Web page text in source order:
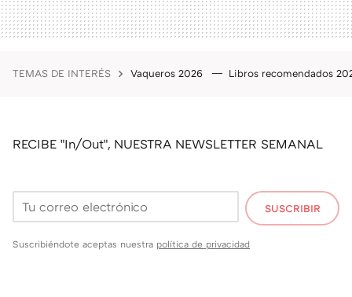
TEMAS DE INTERÉS Vaqueros 2026 Libros recomendados
RECIBE "In/Out", NUESTRA NEWSLETTER SEMANAL
SUSCRIBIR
Suscribiéndote aceptas nuestra política de privacidad